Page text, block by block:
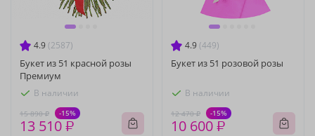
4.9 (2587)
Букет из 51 красной розы
Премиум
В наличии
15 890 ₽ -15%
13 510 ₽
4.9 (449)
Букет из 51 розовой розы
В наличии
12 470 ₽ -15%
10 600 ₽